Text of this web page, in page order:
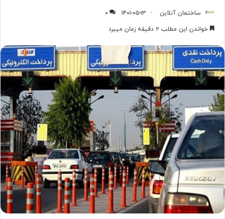
ساختمان آنلاین ۱۴۰۱-۰۵-۱۳
۰
خواندن این مطلب ۲ دقیقه زمان میبرد